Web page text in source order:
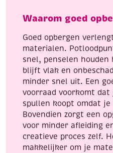
Waarom goed
Goed opbergen
materialen.
snel, penselen
blijft vlak en
minder snel uit. Een
voorraad voorkomt dat
spullen koopt omdat
Bovendien zorgt een
voor minder afleiding
creatieve proces zelf.
makkelijker om je